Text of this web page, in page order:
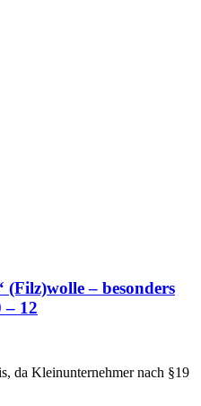
– besonders
– 12
da Kleinunternehmer nach §19